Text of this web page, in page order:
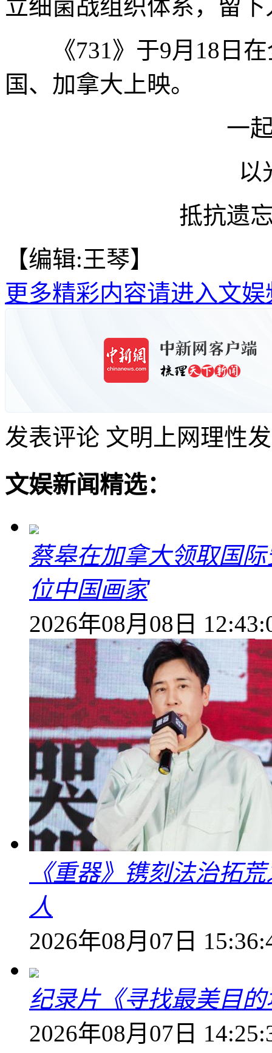
立细菌战组织体系，留
《731》于9月18日在
国、加拿大上映。
一
以
抵抗遗
【编辑:王琴】
更多精彩内容请进入文娱
发表评论 文明上网理性
文娱新闻精选：
蔡皋在加拿大领取国
位中国画家
2026年08月08日
《重器》镌刻法治拓
人
2026年08月07日
纪录片《寻找最美目
2026年08月07日